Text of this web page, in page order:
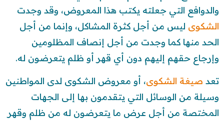
والدوافع التي جعلته يكتب هذا المعروض، وقد وجدت
الشكوى ليس من أجل كثرة المشاكل، وإنما من أجل
الحد منها كما وجدت من أجل إنصاف المظلومين
وإرجاع حقهم إليهم دون أي قهر أو ظلم يتعرضون له.
تعد صيغة الشكوى، أو معروض الشكوى لدى المواطنين
وسيلة من الوسائل التي يتقدمون بها إلى الجهات
المختصة من أجل عرض ما يتعرضون له من ظلم وقهر